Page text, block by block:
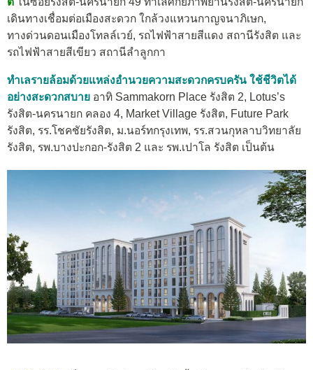
เดินทางเชื่อมต่อเมืองสะดวก ใกล้วงแหวนกาญจนาภิเษก,
ทางด่วนดอนเมืองโทลล์เวย์, รถไฟฟ้าสายสีแดง สถานีรังสิต และ
รถไฟฟ้าสายสีเขียว สถานีลำลูกกา
ทำเลรายล้อมด้วยแหล่งอำนวยความสะดวกครบครัน ใช้ชีวิตได้
อย่างสะดวกสบาย อาทิ Sammakorn Place รังสิต 2, Lotus’s
รังสิต-นครนายก คลอง 4, Market Village รังสิต, Future Park
รังสิต, รร.โชคชัยรังสิต, ม.นอร์ทกรุงเทพ, รร.สวนกุหลาบวิทยาลัย
รังสิต, รพ.บางปะกอก-รังสิต 2 และ รพ.เปาโล รังสิต เป็นต้น